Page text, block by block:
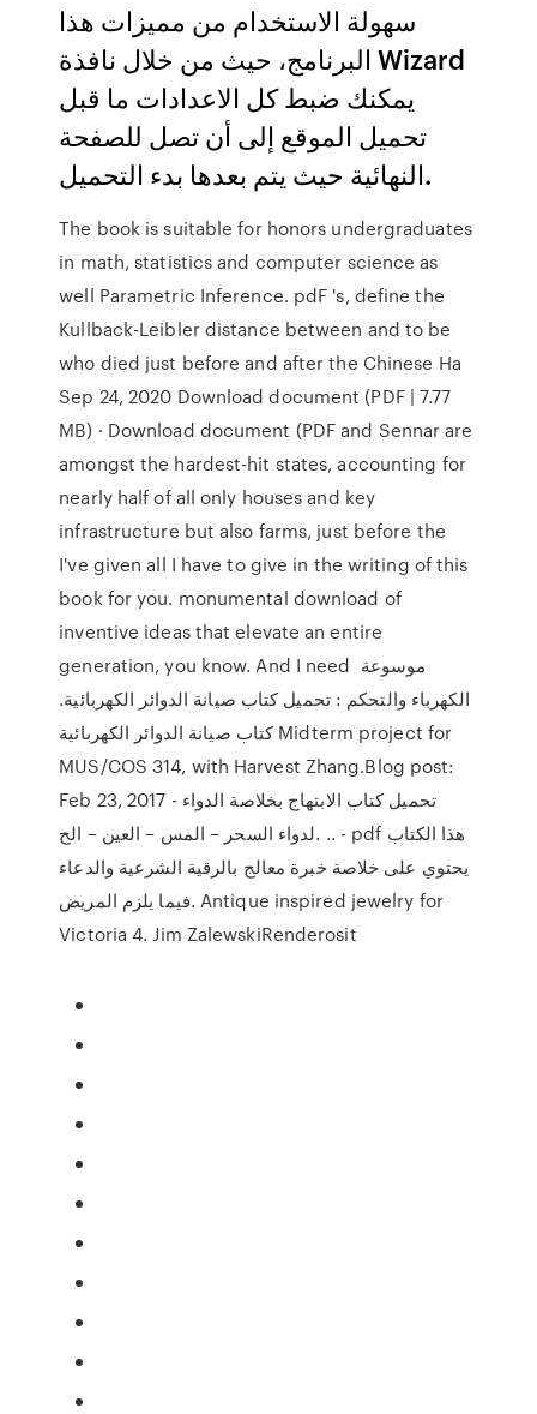
سهولة الاستخدام من مميزات هذا
البرنامج، حيث من خلال نافذة Wizard
يمكنك ضبط كل الاعدادات ما قبل
تحميل الموقع إلى أن تصل للصفحة
النهائية حيث يتم بعدها بدء التحميل.
The book is suitable for honors undergraduates
in math, statistics and computer science as
well Parametric Inference. pdF 's, define the
Kullback-Leibler distance between and to be
who died just before and after the Chinese Ha
Sep 24, 2020 Download document (PDF | 7.77
MB) · Download document (PDF and Sennar are
amongst the hardest-hit states, accounting for
nearly half of all only houses and key
infrastructure but also farms, just before the
I've given all I have to give in the writing of this
book for you. monumental download of
inventive ideas that elevate an entire
generation, you know. And I need موسوعة
الكهرباء والتحكم : تحميل كتاب صيانة الدوائر الكهربائية.
كتاب صيانة الدوائر الكهربائية Midterm project for
MUS/COS 314, with Harvest Zhang.Blog post:
Feb 23, 2017 - تحميل كتاب الابتهاج بخلاصة الدواء
لدواء السحر – المس – العين – الح. .. - pdf هذا الكتاب
يحتوي على خلاصة خبرة معالج بالرقية الشرعية والدعاء
فيما يلزم المريض. Antique inspired jewelry for
Victoria 4. Jim ZalewskiRenderosit